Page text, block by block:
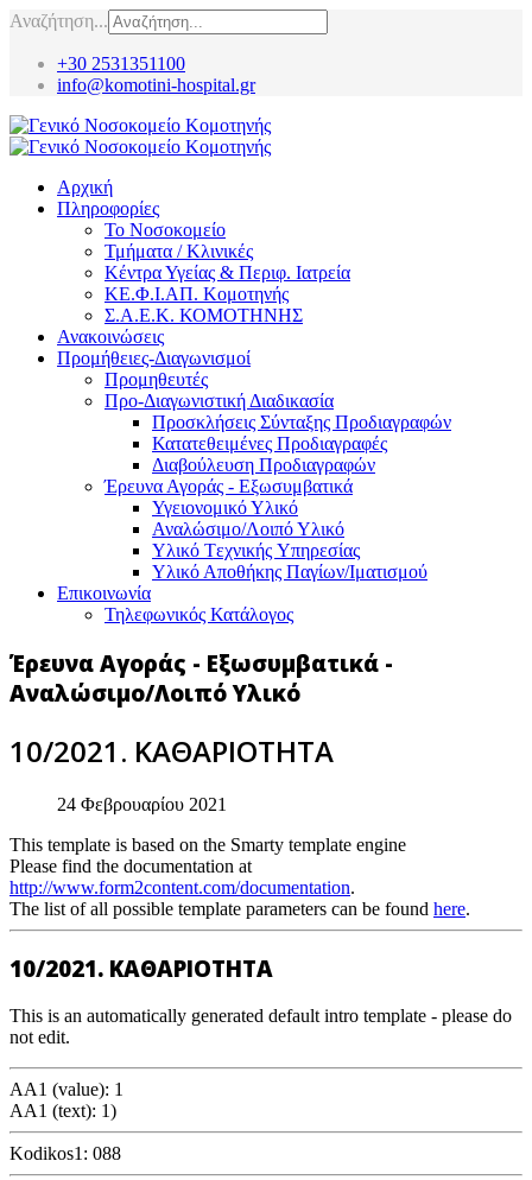
Αναζήτηση...
+30 2531351100
info@komotini-hospital.gr
Αρχική
Πληροφορίες
Το Νοσοκομείο
Τμήματα / Κλινικές
Κέντρα Υγείας & Περιφ. Ιατρεία
ΚΕ.Φ.Ι.ΑΠ. Κομοτηνής
Σ.Α.Ε.Κ. ΚΟΜΟΤΗΝΗΣ
Ανακοινώσεις
Προμήθειες-Διαγωνισμοί
Προμηθευτές
Προ-Διαγωνιστική Διαδικασία
Προσκλήσεις Σύνταξης Προδιαγραφών
Κατατεθειμένες Προδιαγραφές
Διαβούλευση Προδιαγραφών
Έρευνα Αγοράς - Εξωσυμβατικά
Υγειονομικό Υλικό
Αναλώσιμο/Λοιπό Υλικό
Υλικό Tεχνικής Yπηρεσίας
Υλικό Αποθήκης Παγίων/Ιματισμού
Επικοινωνία
Τηλεφωνικός Κατάλογος
Έρευνα Αγοράς - Εξωσυμβατικά -
Αναλώσιμο/Λοιπό Υλικό
10/2021. ΚΑΘΑΡΙΟΤΗΤΑ
24 Φεβρουαρίου 2021
This template is based on the Smarty template engine
Please find the documentation at
http://www.form2content.com/documentation.
The list of all possible template parameters can be found here.
10/2021. ΚΑΘΑΡΙΟΤΗΤΑ
This is an automatically generated default intro template - please do
not edit.
AA1 (value): 1
AA1 (text): 1)
Kodikos1: 088